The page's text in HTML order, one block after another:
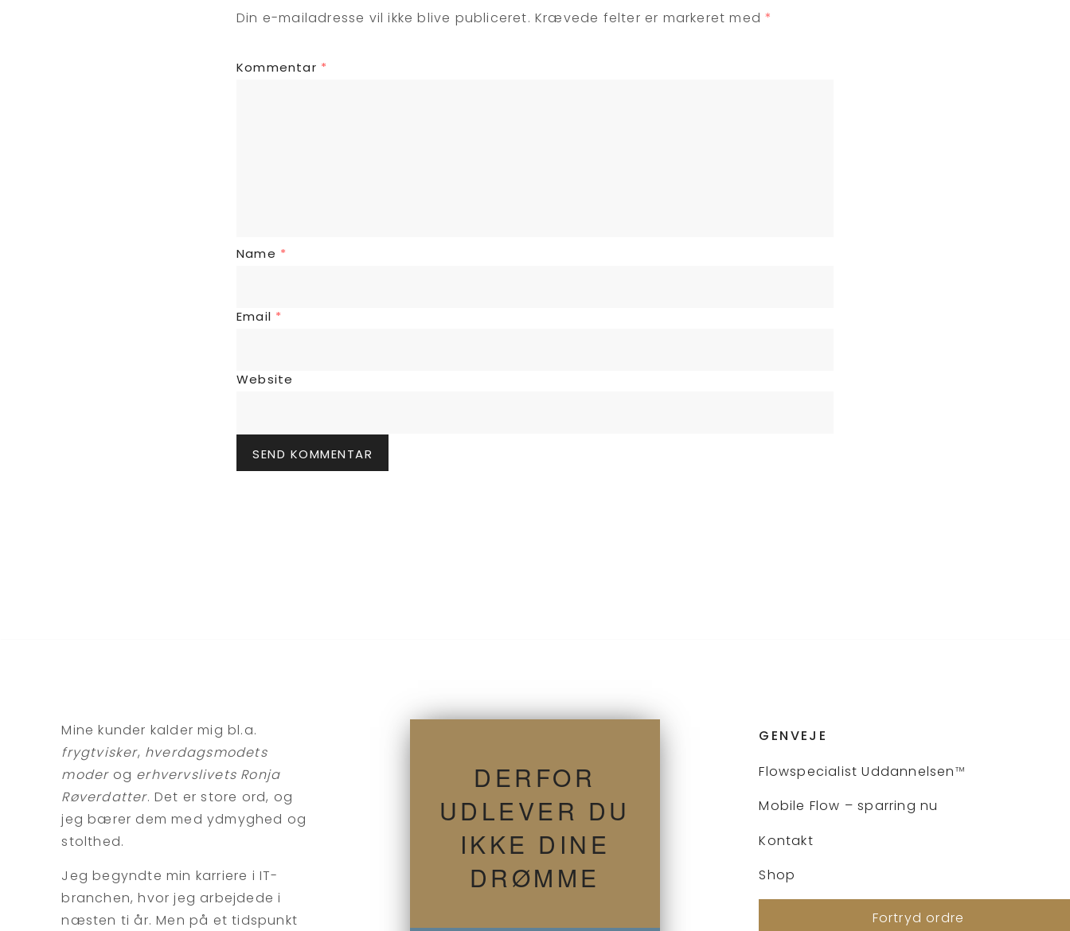
Din e-mailadresse vil ikke blive publiceret. Krævede felter er markeret med*
Kommentar *
Name *
Email *
Website
Mine kunder kalder mig bl.a.
frygtvisker, hverdagsmodets
moderog erhvervslivets Ronja
Røverdatter. Det er store ord, og
jeg bærer dem med ydmyghed og
stolthed.
Jeg begyndte min karriere i IT-
branchen, hvor jeg arbejdede i
næsten ti år. Men på et tidspunkt
DERFOR
UDLEVER DU
IKKE DINE
DRØMME
GENVEJE
Flowspecialist Uddannelsen™
Mobile Flow – sparring nu
Kontakt
Shop
Fortryd ordre